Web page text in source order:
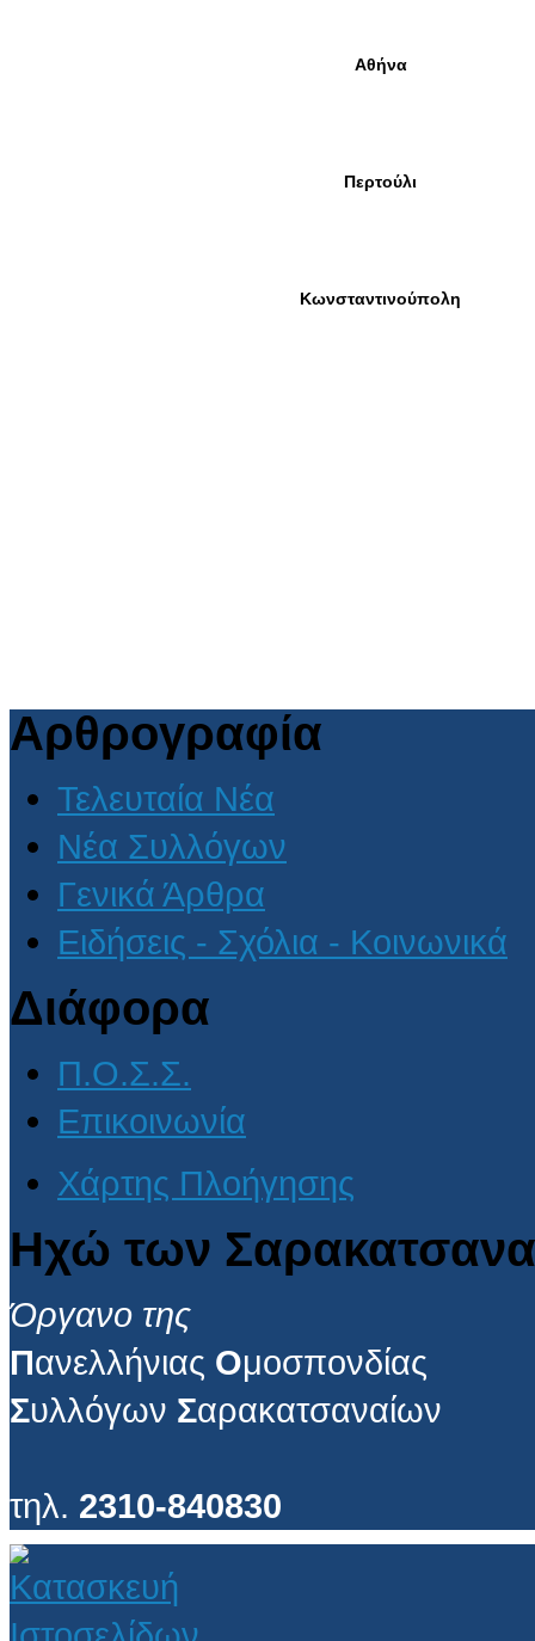
Αρθρογραφία
Τελευταία Νέα
Νέα Συλλόγων
Γενικά Άρθρα
Ειδήσεις - Σχόλια - Κοινωνικά
Διάφορα
Π.Ο.Σ.Σ.
Επικοινωνία
Χάρτης Πλοήγησης
Ηχώ των
Όργανο της
Πανελλήνιας Ομοσπονδίας
Συλλόγων Σαρακατσαναίων
τηλ. 2310-840830